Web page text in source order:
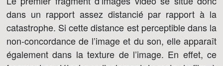
dans un rapport assez distancié par rapport à la
catastrophe. Si cette distance est perceptible dans la
non-concordance de l’image et du son, elle apparaît
également dans la texture de l’image. En effet, ce